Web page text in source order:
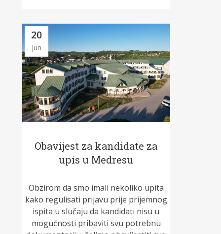
20
jun
Obavijest za kandidate za
upis u Medresu
Obzirom da smo imali nekoliko upita
kako regulisati prijavu prije prijemnog
ispita u slučaju da kandidati nisu u
mogućnosti pribaviti svu potrebnu